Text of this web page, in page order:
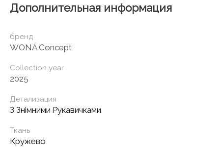
Дополнительная информация
бренд
WONÁ Concept
Collection year
2025
Детализация
З Знімними Рукавичками
Ткань
Кружево